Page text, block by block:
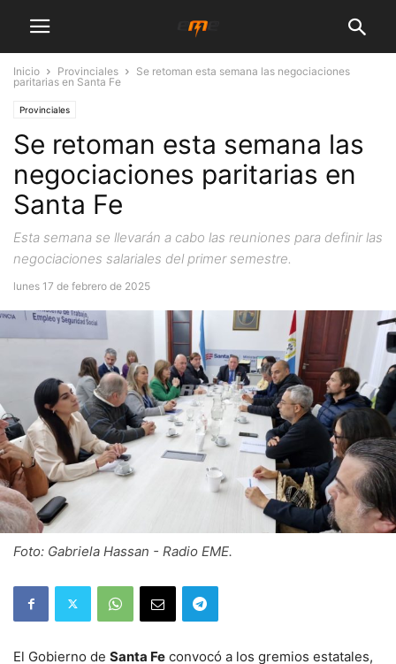
Inicio Provinciales
Se retoman esta semana las negociaciones
paritarias en Santa Fe
Provinciales
Se retoman esta semana las
negociaciones paritarias en
Santa Fe
Esta semana se llevarán a cabo las reuniones para definir las
negociaciones salariales del primer semestre.
lunes 17 de febrero de 2025
Foto: Gabriela Hassan - Radio EME.
El Gobierno de Santa Fe convocó a los gremios estatales,